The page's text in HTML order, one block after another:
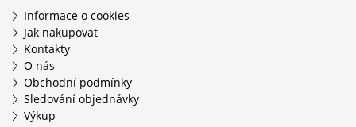
Informace o cookies
Jak nakupovat
Kontakty
O nás
Obchodní podmínky
Sledování objednávky
Výkup